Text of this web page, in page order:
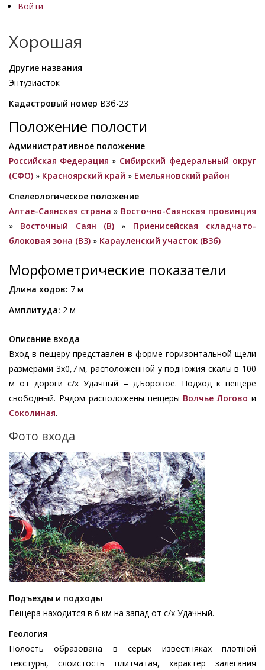
Войти
Хорошая
Другие названия
Энтузиасток
Кадастровый номер В3б-23
Положение полости
Административное положение
Российская Федерация » Сибирский федеральный округ
(СФО) » Красноярский край » Емельяновский район
Спелеологическое положение
Алтае-Саянская страна » Восточно-Саянская провинция
» Восточный Саян (B) » Приенисейская складчато-
блоковая зона (В3) » Карауленский участок (В3б)
Морфометрические показатели
Длина ходов: 7 м
Амплитуда: 2 м
Описание входа
Вход в пещеру представлен в форме горизонтальной щели
размерами 3х0,7 м, расположенной у подножия скалы в 100
м от дороги с/х Удачный – д.Боровое. Подход к пещере
свободный. Рядом расположены пещеры Волчье Логово и
Соколиная.
Фото входа
Изображение
Подъезды и подходы
Пещера находится в 6 км на запад от с/х Удачный.
Геология
Полость образована в серых известняках плотной
текстуры, слоистость плитчатая, характер залегания